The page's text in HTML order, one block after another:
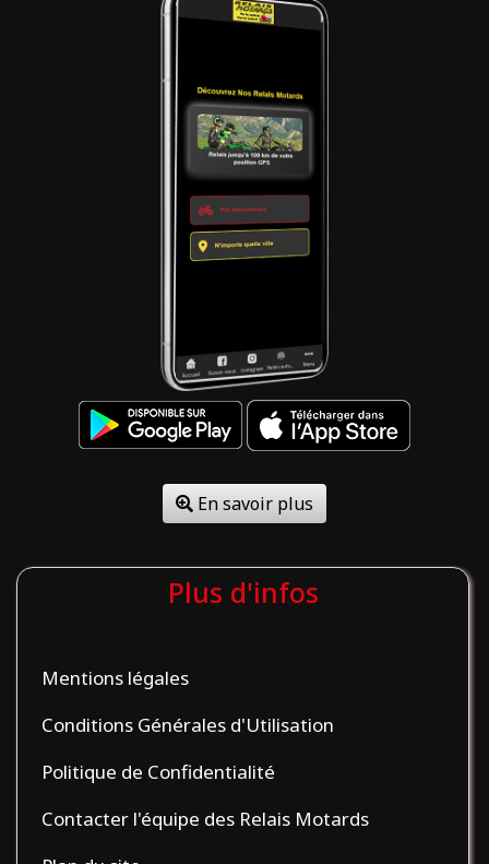
En savoir plus
Plus d'infos
Mentions légales
Conditions Générales d'Utilisation
Politique de Confidentialité
Contacter l'équipe des Relais Motards